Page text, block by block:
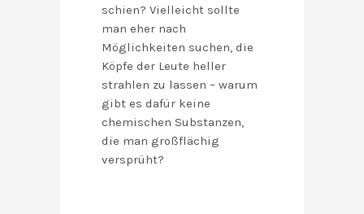
schien? Vielleicht sollte
man eher nach
Möglichkeiten suchen, die
Köpfe der Leute heller
strahlen zu lassen – warum
gibt es dafür keine
chemischen Substanzen,
die man großflächig
versprüht?